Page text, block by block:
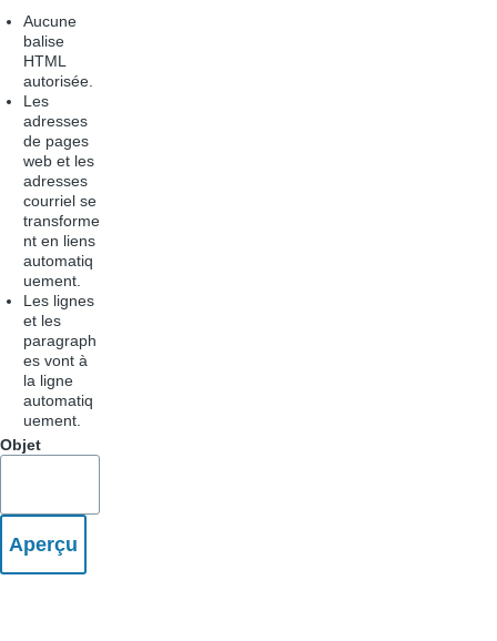
Aucune
balise
HTML
autorisée.
Les
adresses
de pages
web et les
adresses
courriel se
transforme
nt en liens
automatiq
uement.
Les lignes
et les
paragraph
es vont à
la ligne
automatiq
uement.
Objet